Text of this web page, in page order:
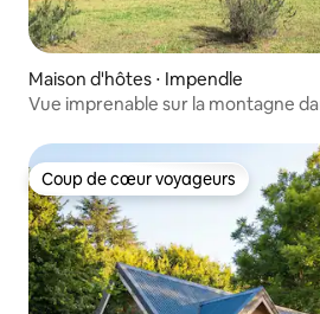
Maison d'hôtes ⋅ Impendle
Vue imprenable sur la montagne
Coup de cœur voyageurs
Coup de cœur voyageurs